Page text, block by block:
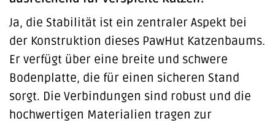
Ja, die Stabilität ist ein zentraler Aspekt bei
der Konstruktion dieses PawHut Katzenbaums.
Er verfügt über eine breite und schwere
Bodenplatte, die für einen sicheren Stand
sorgt. Die Verbindungen sind robust und die
hochwertigen Materialien tragen zur